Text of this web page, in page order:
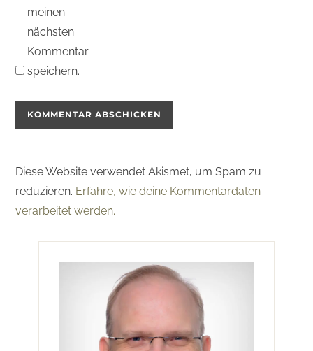
meinen
nächsten
Kommentar
speichern.
Diese Website verwendet Akismet, um Spam zu
reduzieren. Erfahre, wie deine Kommentardaten
verarbeitet werden.